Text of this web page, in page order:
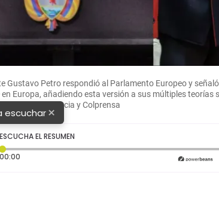
Gustavo Petro respondió al Parlamento Europeo y
en Europa, añadiendo esta versión a sus múltiples
Fotos: Presidencia y Colprensa
escuchar×
ESCUCHA EL RESUMEN
00:00